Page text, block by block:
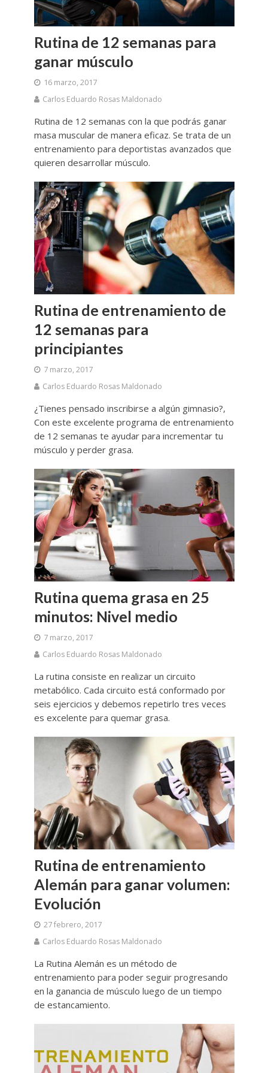
Rutina de 12 semanas para
ganar músculo
16 marzo, 2017
Carlos Eduardo Rosas Maldonado
Rutina de 12 semanas con la que podrás ganar
masa muscular de manera eficaz. Se trata de un
entrenamiento para deportistas avanzados que
quieren desarrollar músculo.
Rutina de entrenamiento de
12 semanas para
principiantes
7 marzo, 2017
Carlos Eduardo Rosas Maldonado
¿Tienes pensado inscribirse a algún gimnasio?,
Con este excelente programa de entrenamiento
de 12 semanas te ayudar para incrementar tu
músculo y perder grasa.
Rutina quema grasa en 25
minutos: Nivel medio
7 marzo, 2017
Carlos Eduardo Rosas Maldonado
La rutina consiste en realizar un circuito
metabólico. Cada circuito está conformado por
seis ejercicios y debemos repetirlo tres veces
es excelente para quemar grasa.
Rutina de entrenamiento
Alemán para ganar volumen:
Evolución
27 febrero, 2017
Carlos Eduardo Rosas Maldonado
La Rutina Alemán es un método de
entrenamiento para poder seguir progresando
en la ganancia de músculo luego de un tiempo
de estancamiento.